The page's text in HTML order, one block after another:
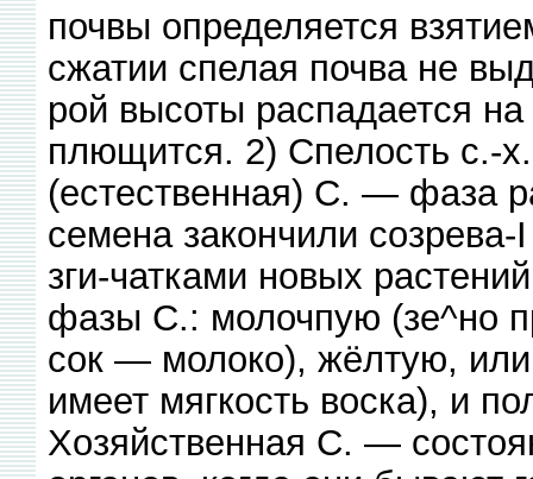
почвы определяется
сжатии спелая почва не
рой высоты распадается
плющится. 2) Спелость с.-
(естественная) С. — фаза
семена закончили
зги-чатками новых
фазы С.: молочпую (зе^но
сок — молоко), жёлтую, или
имеет мягкость воска), и
Хозяйственная С. —